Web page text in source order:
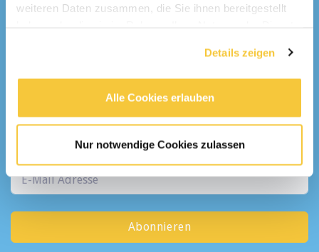
weiteren Daten zusammen, die Sie ihnen bereitgestellt
Details zeigen
Alle Cookies erlauben
Nur notwendige Cookies zulassen
Bekomme
eine E-Mail mit den neusten Stellen
Abonnieren